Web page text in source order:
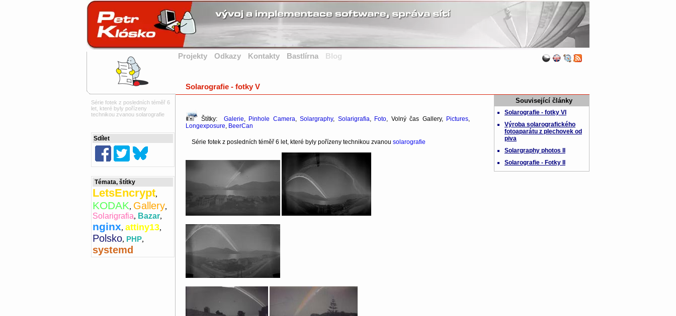
Projekty Odkazy Kontakty Bastlírna Blog
Solarografie - fotky V
Série fotek z posledních téměř 6
let, které byly pořízeny
technikou zvanou solarografie
Štítky: Galerie, Pinhole Camera,Solargraphy, Solarigrafia, Foto, Volný čas Gallery, Pictures,
Longexposure, BeerCan
Série fotek z posledních téměř 6 let, které byly pořízeny technikou zvanou solarografie
Sdílet
Témata, štítky
LetsEncrypt,
KODAK, Gallery,
Solarigrafia, Bazar,
nginx, attiny13,
Polsko, PHP,
systemd
Související články
Solarografie - fotky VI
Výroba solarografického
fotoaparátu z plechovek od
piva
Solargraphy photos II
Solarografie - Fotky II